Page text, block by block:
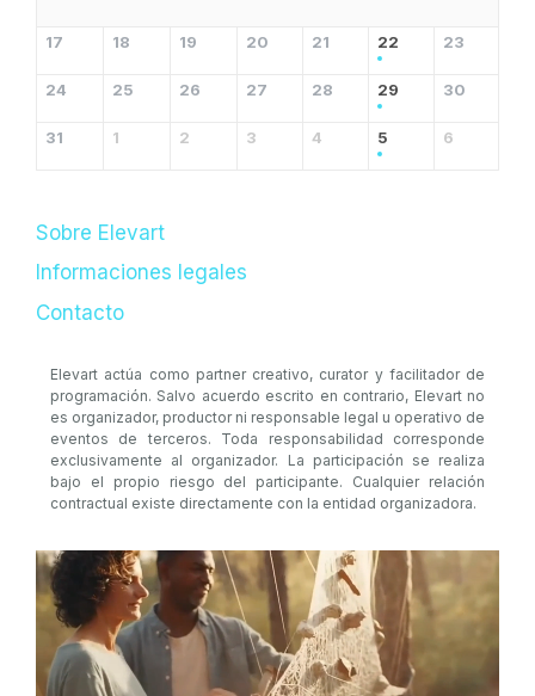
17 18 19 20 21 22 23
24 25 26 27 28 29 30
31 1 2 3 4 5 6
Sobre Elevart
Informaciones legales
Contacto
Elevart actúa como partner creativo, curator y facilitador de
programación. Salvo acuerdo escrito en contrario, Elevart no
es organizador, productor ni responsable legal u operativo de
eventos de terceros. Toda responsabilidad corresponde
exclusivamente al organizador. La participación se realiza
bajo el propio riesgo del participante. Cualquier relación
contractual existe directamente con la entidad organizadora.